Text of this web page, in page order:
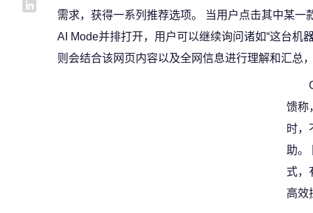
需求，获得一系列推荐选项。 当用户点击其中某
AI Mode并排打开，用户可以继续询问诸如“这台机
则会结合该网页内容以及全网信息进行理解和汇总
馈称
时，
助。
式，
高效